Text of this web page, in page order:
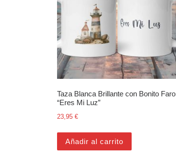
Taza Blanca Brillante con Bonito Faro
“Eres Mi Luz”
23,95 €
Añadir al carrito